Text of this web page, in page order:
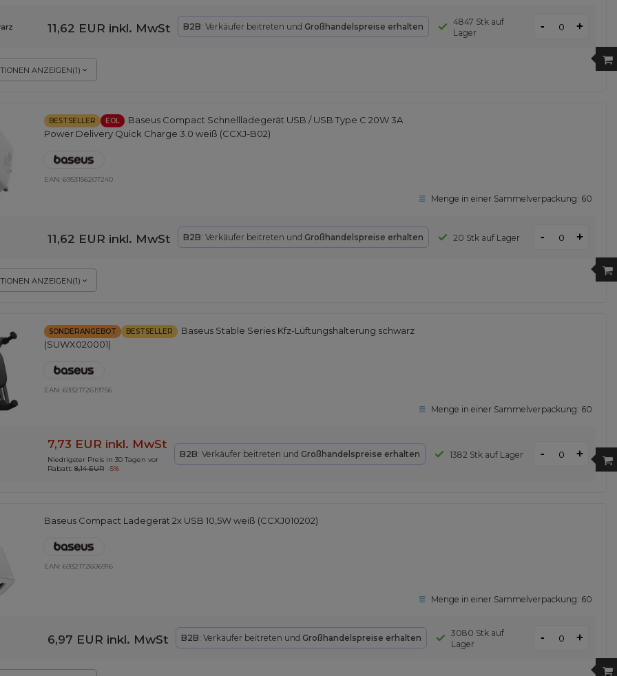
ANZEIGEN(1)
11,62 EUR inkl. MwSt B2B: Verkäufer beitreten und Großhandelspreise erhalten
4847 Stk auf
Lager
- +
BESTSELLER EOL
Baseus Compact Schnellladegerät USB / USB Type C 20W 3A
Power Delivery Quick Charge 3.0 weiß (CCXJ-B02)
EAN: 6953156207240
Menge in einer Sammelverpackung: 60
ANZEIGEN(1)
11,62 EUR inkl. MwSt B2B: Verkäufer beitreten und Großhandelspreise erhalten 20 Stk auf Lager - +
SONDERANGEBOT BESTSELLER
Baseus Stable Series Kfz-Lüftungshalterung schwarz
(SUWX020001)
EAN: 6932172619756
Menge in einer Sammelverpackung: 60
7,73 EUR inkl. MwSt
Niedrigster Preis in 30 Tagen vor
Rabatt: 8,14 EUR -5%
B2B: Verkäufer beitreten und Großhandelspreise erhalten 1382 Stk auf Lager - +
Baseus Compact Ladegerät 2x USB 10,5W weiß (CCXJ010202)
EAN: 6932172606916
Menge in einer Sammelverpackung: 60
6,97 EUR inkl. MwSt B2B: Verkäufer beitreten und Großhandelspreise erhalten
3080 Stk auf
Lager
- +